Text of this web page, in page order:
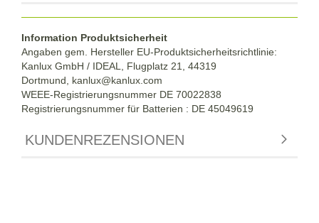
Information Produktsicherheit
Angaben gem. Hersteller EU-Produktsicherheitsrichtlinie:
Kanlux GmbH / IDEAL, Flugplatz 21, 44319
Dortmund, kanlux@kanlux.com
WEEE-Registrierungsnummer DE 70022838
Registrierungsnummer für Batterien : DE 45049619
KUNDENREZENSIONEN